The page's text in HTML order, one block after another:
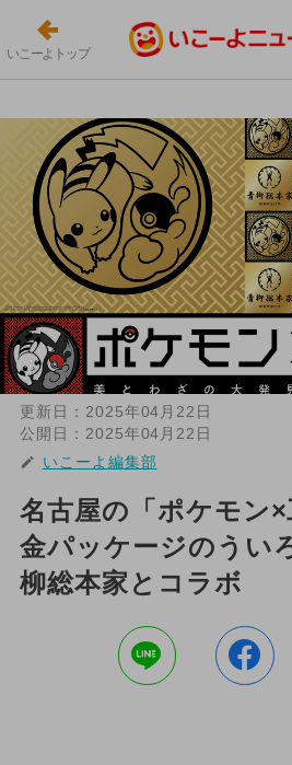
いこーよトップ
更新日： 2025年04月22日
公開日： 2025年04月22日
いこーよ編集部
名古屋の「ポケモン
金パッケージのうい
柳総本家とコラボ